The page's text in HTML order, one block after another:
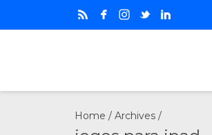
Home / Archives /